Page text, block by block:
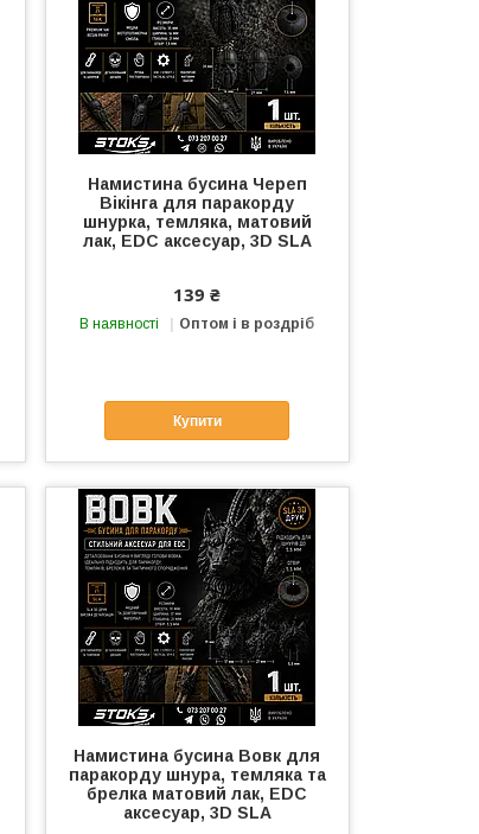
Намистина бусина Череп
Вікінга для паракорду
шнурка, темляка, матовий
лак, EDC аксесуар, 3D SLA
139 ₴
В наявності Оптом і в роздріб
Купити
Намистина бусина Вовк для
паракорду шнура, темляка та
брелка матовий лак, EDC
аксесуар, 3D SLA